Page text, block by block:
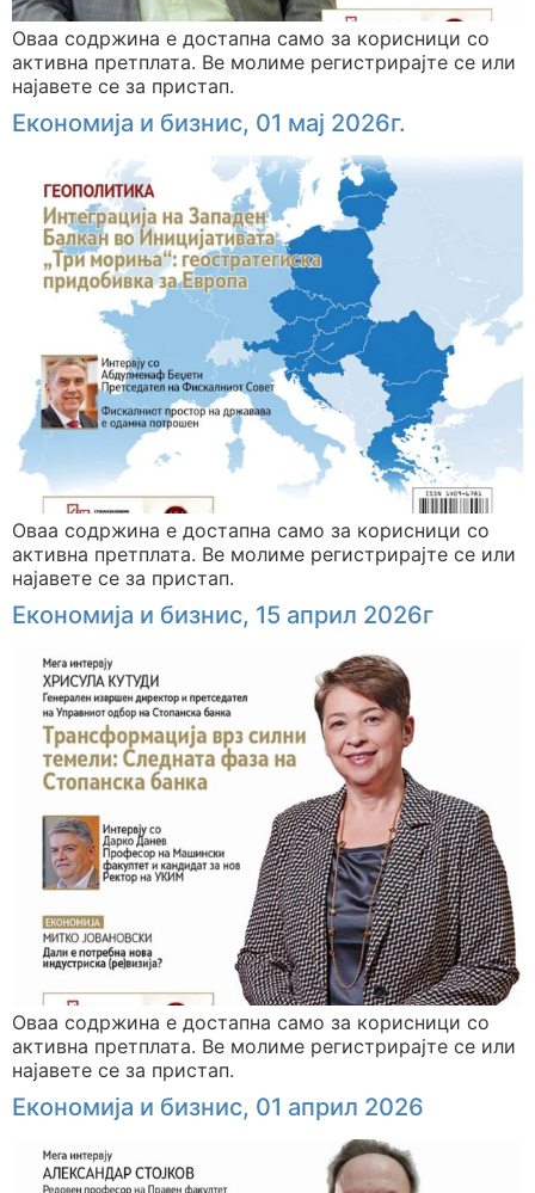
Оваа содржина е достапна само за корисници со
активна претплата. Ве молиме регистрирајте се или
најавете се за пристап.
Економија и бизнис, 01 мај 2026г.
Оваа содржина е достапна само за корисници со
активна претплата. Ве молиме регистрирајте се или
најавете се за пристап.
Економија и бизнис, 15 април 2026г
Оваа содржина е достапна само за корисници со
активна претплата. Ве молиме регистрирајте се или
најавете се за пристап.
Економија и бизнис, 01 април 2026